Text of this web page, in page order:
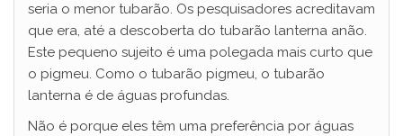
seria o menor tubarão. Os pesquisadores acreditavam
que era, até a descoberta do tubarão lanterna anão.
Este pequeno sujeito é uma polegada mais curto que
o pigmeu. Como o tubarão pigmeu, o tubarão
lanterna é de águas profundas.
Não é porque eles têm uma preferência por águas